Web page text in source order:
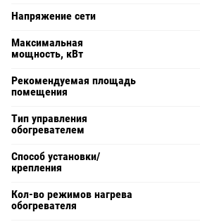
Напряжение сети
Максимальная
мощность, кВт
Рекомендуемая площадь
помещения
Тип управления
обогревателем
Способ установки/
крепления
Кол-во режимов нагрева
обогревателя